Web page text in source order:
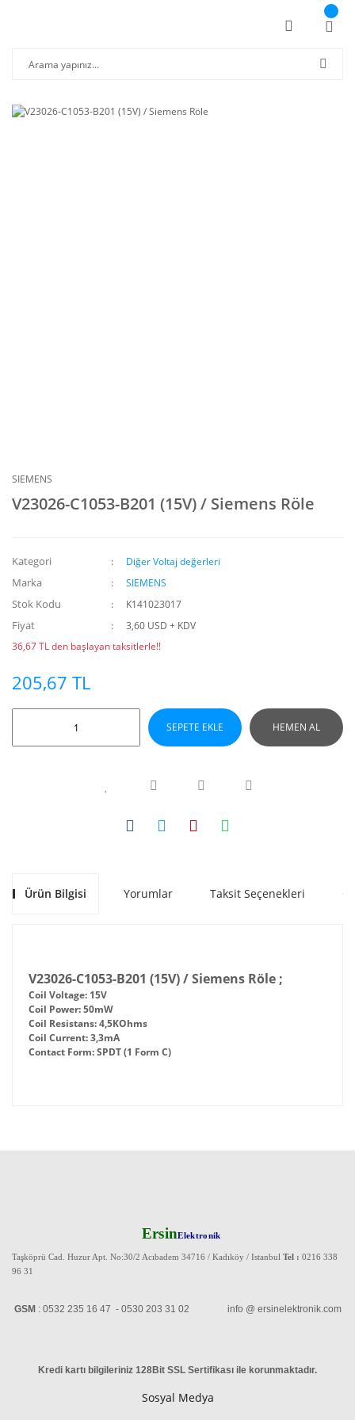
SIEMENS
V23026-C1053-B201 (15V) / Siemens Röle
Kategori Diğer Voltaj değerleri
Marka SIEMENS
Stok Kodu K141023017
Fiyat
3,60 USD + KDV
36,67 TL den başlayan taksitlerle!!
205,67 TL
SEPETE EKLE HEMEN AL
Ürün Bilgisi Yorumlar Taksit Seçenekleri
V23026-C1053-B201 (15V) / Siemens Röle ;
Coil Voltage: 15V
Coil Power: 50mW
Coil Resistans: 4,5KOhms
Coil Current: 3,3mA
Contact Form: SPDT (1 Form C)
ErsinElektronik
Taşköprü Cad. Huzur Apt. No:30/2 Acıbadem 34716 / Kadıköy / Istanbul Tel : 0216 338
96 31
GSM : 0532 235 16 47 - 0530 203 31 02 info @ ersinelektronik.com
Kredi kartı bilgileriniz 128Bit SSL Sertifikası ile korunmaktadır.
Sosyal Medya